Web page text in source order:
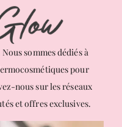
sommes dédiés à
pour
nous sur les réseaux
et offres exclusives.